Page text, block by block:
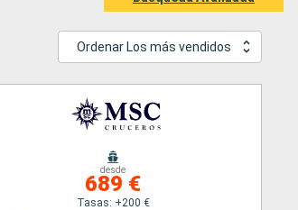
Ordenar Los más vendidos
desde
689 €
Tasas: +200 €